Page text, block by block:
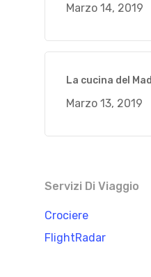
Marzo 14, 2019
La cucina del
Marzo 13, 2019
Servizi Di Viaggio
Crociere
FlightRadar